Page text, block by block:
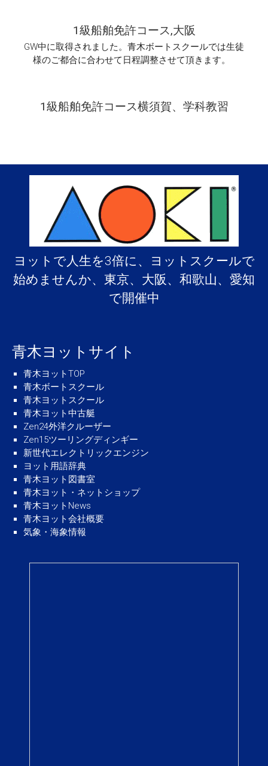
1級船舶免許コース,大阪
GW中に取得されました。青木ボートスクールでは生徒
様のご都合に合わせて日程調整させて頂きます。
1級船舶免許コース横須賀、学科教習
ヨットで人生を3倍に、ヨットスクールで
始めませんか、東京、大阪、和歌山、愛知
で開催中
青木ヨットサイト
青木ヨットTOP
青木ボートスクール
青木ヨットスクール
青木ヨット中古艇
Zen24外洋クルーザー
Zen15ツーリングディンギー
新世代エレクトリックエンジン
ヨット用語辞典
青木ヨット図書室
青木ヨット・ネットショップ
青木ヨットNews
青木ヨット会社概要
気象・海象情報